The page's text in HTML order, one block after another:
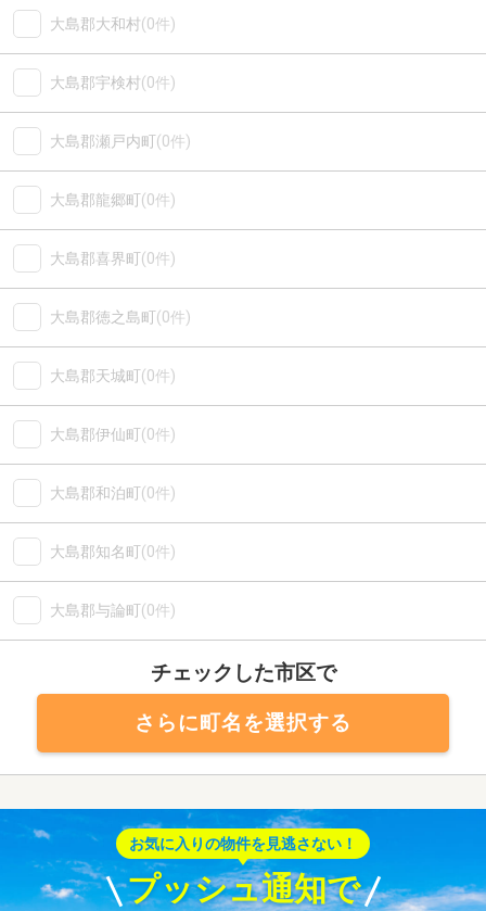
大島郡大和村(0件)
大島郡宇検村(0件)
大島郡瀬戸内町(0件)
大島郡龍郷町(0件)
大島郡喜界町(0件)
大島郡徳之島町(0件)
大島郡天城町(0件)
大島郡伊仙町(0件)
大島郡和泊町(0件)
大島郡知名町(0件)
大島郡与論町(0件)
チェックした市区で
さらに町名を選択する
お気に入りの物件を見逃さない！
プッシュ通知で